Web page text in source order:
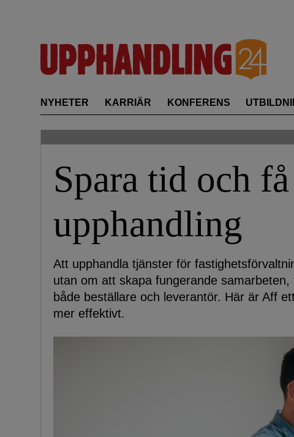
NYHETER KARRIÄR KONFERENS
Spara tid och
upphandling
Att upphandla tjänster för
utan om att skapa fungerande
både beställare och leverantör. Här är Aff
mer effektivt.